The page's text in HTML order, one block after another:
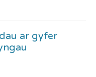
ar gyfer